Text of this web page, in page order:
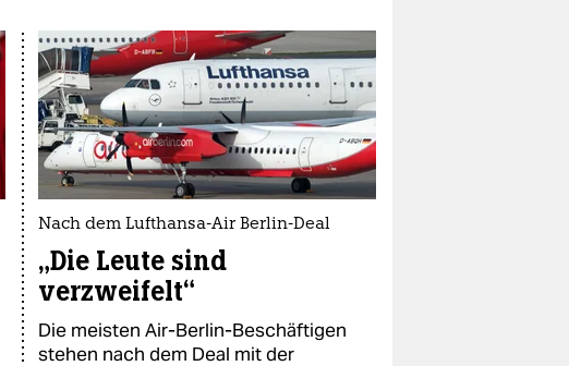
Nach dem Lufthansa-Air Berlin-Deal
„Die Leute sind
verzweifelt“
Die meisten Air-Berlin-Beschäftigen
stehen nach dem Deal mit der